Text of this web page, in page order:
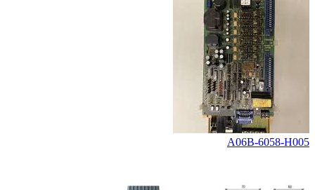
A06B-6058-H005